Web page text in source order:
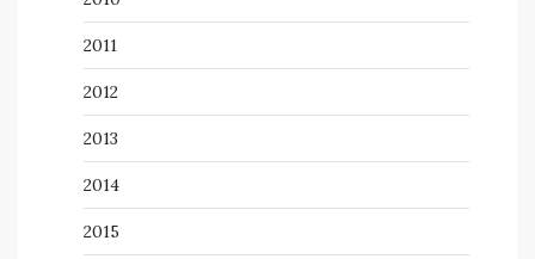
2011
2012
2013
2014
2015